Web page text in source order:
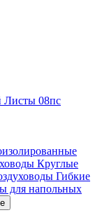
Листы 08пс
Круглые
Гибкие
для напольных